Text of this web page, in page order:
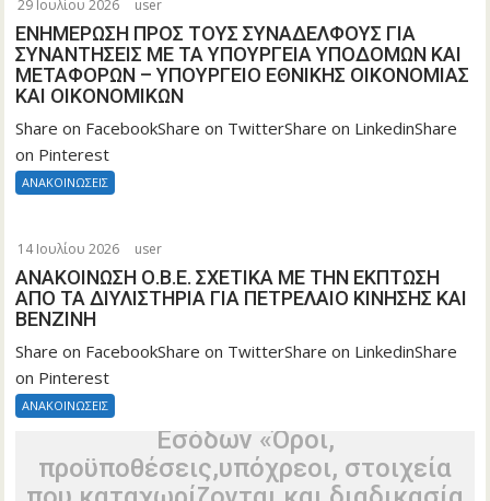
29 Ιουλίου 2026 user
ΕΝΗΜΕΡΩΣΗ ΠΡΟΣ ΤΟΥΣ ΣΥΝΑΔΕΛΦΟΥΣ ΓΙΑ
ΣΥΝΑΝΤΗΣΕΙΣ ΜΕ ΤΑ ΥΠΟΥΡΓΕΙΑ ΥΠΟΔΟΜΩΝ ΚΑΙ
ΜΕΤΑΦΟΡΩΝ – ΥΠΟΥΡΓΕΙΟ ΕΘΝΙΚΗΣ ΟΙΚΟΝΟΜΙΑΣ
ΚΑΙ ΟΙΚΟΝΟΜΙΚΩΝ
Share on FacebookShare on TwitterShare on LinkedinShare
on Pinterest
ΑΝΑΚΟΙΝΩΣΕΙΣ
14 Ιουλίου 2026 user
ΑΝΑΚΟΙΝΩΣΗ Ο.Β.Ε. ΣΧΕΤΙΚΑ ΜΕ ΤΗΝ ΕΚΠΤΩΣΗ
ΑΠΟ ΤΑ ΔΙΥΛΙΣΤΗΡΙΑ ΓΙΑ ΠΕΤΡΕΛΑΙΟ ΚΙΝΗΣΗΣ ΚΑΙ
ΒΕΝΖΙΝΗ
Share on FacebookShare on TwitterShare on LinkedinShare
on Pinterest
ΑΝΑΚΟΙΝΩΣΕΙΣ
Α.1180/16.12.2025 κοινής απόφασης
τωνΥφυπουργών Εθνικής Οικονομίας
και Οικονομικών και Ανάπτυξης, του
ΑναπληρωτήΥπουργού Υποδομών και
Μεταφορών, του Υπουργού Ψηφιακής
Διακυβέρνησης καιτου Διοικητή της
Ανεξάρτητης Αρχής Δημοσίων
Εσόδων «Όροι,
προϋποθέσεις,υπόχρεοι, στοιχεία